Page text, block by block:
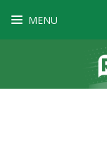
MENU